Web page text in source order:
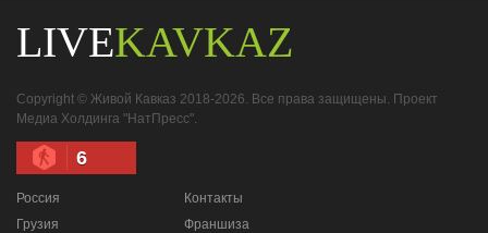
LIVEKAVKAZ
Copyright © Живой Кавказ 2018-2026. Все права защищены. Проект
Медиа Холдинга "НатПресс".
6
Россия
Грузия
Контакты
Франшиза